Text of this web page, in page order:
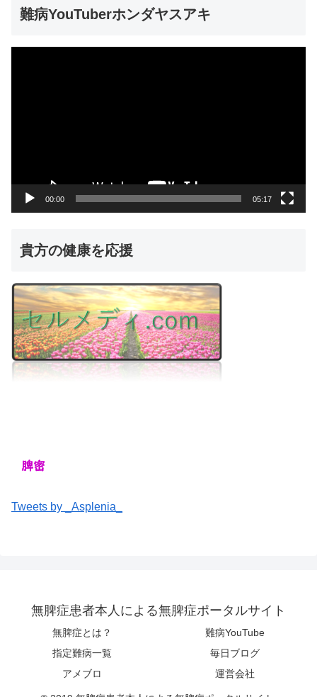
難病YouTuberホンダヤスアキ
00:00 05:17
貴方の健康を応援
Tweets by _Asplenia_
無脾症患者本人による無脾症ポータルサイト
無脾症とは？
難病YouTube
指定難病一覧
毎日ブログ
アメブロ
運営会社